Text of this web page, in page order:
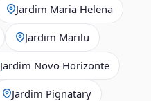
Jardim Maria Helena
Jardim Marilu
Jardim Novo Horizonte
Jardim Pignatary